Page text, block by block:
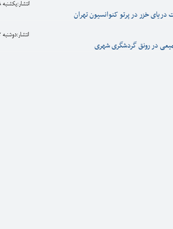
انتشار:يکشنبه 8 مرداد 1396-2:11
خزر در پرتو کنوانسیون تهران
انتشار:دوشنبه 2 مرداد 1396-8:58
در رونق گردشگری شهری